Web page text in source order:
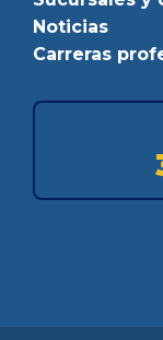
Noticias
Carreras